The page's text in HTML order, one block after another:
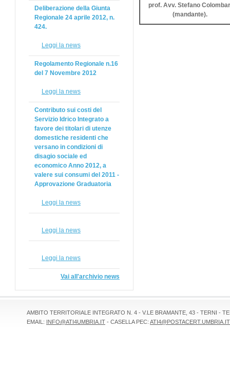
Deliberazione della Giunta
Regionale 24 aprile 2012, n.
424.
Leggi la news
Regolamento Regionale n.16
del 7 Novembre 2012
Leggi la news
Contributo sui costi del
Servizio Idrico Integrato a
favore dei titolari di utenze
domestiche residenti che
versano in condizioni di
disagio sociale ed
economico Anno 2012, a
valere sui consumi del 2011 -
Approvazione Graduatoria
Leggi la news
Leggi la news
Leggi la news
Vai all'archivio news
prof. Avv. Stefano
(mandante).
AMBITO TERRITORIALE INTEGRATO N. 4 - V.LE BRAMANTE, 43 - TERNI -
EMAIL: INFO@ATI4UMBRIA.IT - CASELLA PEC: ATI4@POSTACERT.UMBRIA.IT